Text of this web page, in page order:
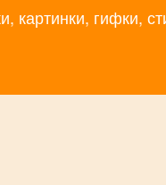
картинки, гифки,